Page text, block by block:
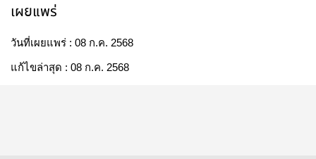
เผยแพร่
วันที่เผยแพร่ : 08 ก.ค. 2568
แก้ไขล่าสุด : 08 ก.ค. 2568